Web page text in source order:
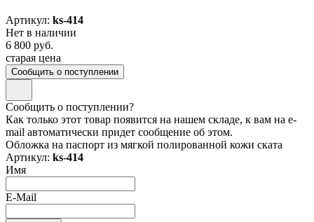
Артикул: ks-414
Нет в наличии
6 800 руб.
старая цена
Сообщить о поступлении
Сообщить о поступлении?
Как только этот товар появится на нашем складе, к вам на e-
mail автоматически придет сообщение об этом.
Обложка на паспорт из мягкой полированной кожи ската
Артикул: ks-414
Имя
E-Mail